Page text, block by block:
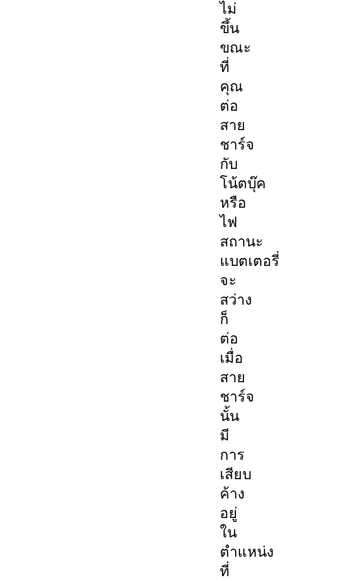
ไม่
ขึ้น
ขณะ
ที่
คุณ
ต่อ
สาย
ชาร์จ
กับ
โน้ตบุ๊ค
หรือ
ไฟ
สถานะ
แบตเตอรี่
จะ
สว่าง
ก็
ต่อ
เมื่อ
สาย
ชาร์จ
นั้น
มี
การ
เสียบ
ค้าง
อยู่
ใน
ตำแหน่ง
ที่